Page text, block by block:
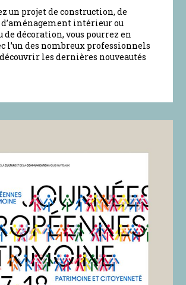
un projet de construction, de
intérieur ou
de décoration, vous pourrez en
l’un des nombreux professionnels
les dernières nouveautés